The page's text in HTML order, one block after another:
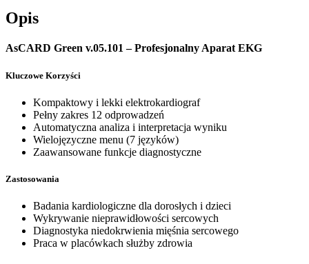
Opis
AsCARD Green v.05.101 – Profesjonalny Aparat EKG
Kluczowe Korzyści
Kompaktowy i lekki elektrokardiograf
Pełny zakres 12 odprowadzeń
Automatyczna analiza i interpretacja wyniku
Wielojęzyczne menu (7 języków)
Zaawansowane funkcje diagnostyczne
Zastosowania
Badania kardiologiczne dla dorosłych i dzieci
Wykrywanie nieprawidłowości sercowych
Diagnostyka niedokrwienia mięśnia sercowego
Praca w placówkach służby zdrowia